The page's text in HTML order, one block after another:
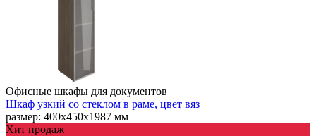
Офисные шкафы для документов
Шкаф узкий со стеклом в раме, цвет вяз
размер: 400х450х1987 мм
Хит продаж